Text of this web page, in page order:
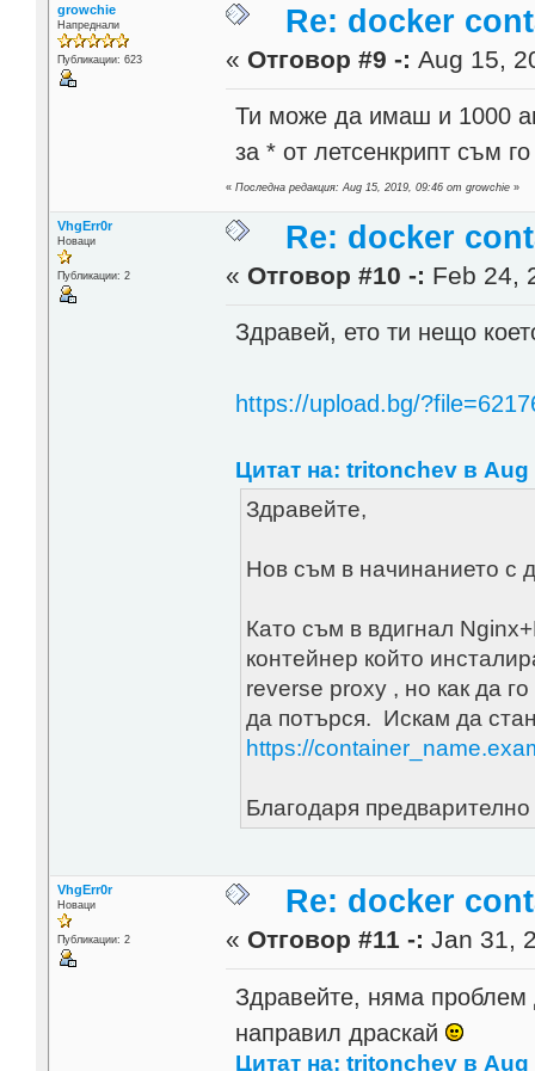
growchie
Напреднали
Публикации: 623
Re: docker
« Отговор #9 -: Aug 15,
Ти може да имаш и 1000
за * от летсенкрипт съм
«Последна редакция: Aug 15, 2019, 09:46 от growchie »
VhgErr0r
Новаци
Публикации: 2
Re: docker
« Отговор #10 -: Feb 24,
Здравей, ето ти нещо
https://upload.bg/
Цитат на: tritonchev в Aug
Здравейте,
Нов съм в начинанието с
Като съм в вдигнал
контейнер който
reverse proxy , но как да
да потърся. Искам да
https://
Благодаря предварително
VhgErr0r
Новаци
Публикации: 2
Re: docker
« Отговор #11 -: Jan 31,
Здравейте, няма проблем
направил драскай
Цитат на: tritonchev в Aug